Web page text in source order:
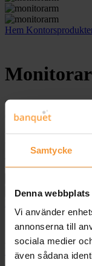
Samtycke
Denna
Vi använder
annonserna till
sociala medier
även sådana
Hem
1,345.00
1,681.25krinkl. moms)
Monitorarm för en
belastning 8 kg.
arbetsplats.
Lägg till i varukorg
Artikelnr: UDM12
Monitorarmar
Etikett:
Share: